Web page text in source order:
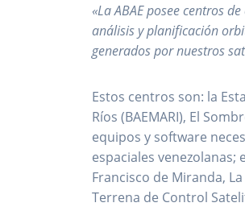
«La ABAE posee centros
análisis y planificación
generados por nuestros
Estos centros son: la
Ríos (BAEMARI), El
equipos y software
espaciales venezolanas;
Francisco de Miranda,
Terrena de Control